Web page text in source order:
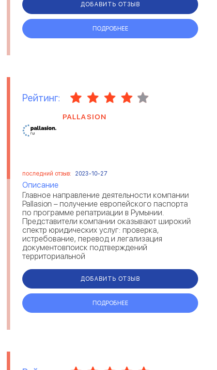
ДОБАВИТЬ ОТЗЫВ
ПОДРОБНЕЕ
Рейтинг:
PALLASION
последний отзыв: 2023-10-27
Описание
Главное направление деятельности компании
Pallasion – получение европейского паспорта
по программе репатриации в Румынии.
Представители компании оказывают широкий
спектр юридических услуг: проверка,
истребование, перевод и легализация
документовпоиск подтверждений
территориальной
и организация п...
ДОБАВИТЬ ОТЗЫВ
ПОДРОБНЕЕ